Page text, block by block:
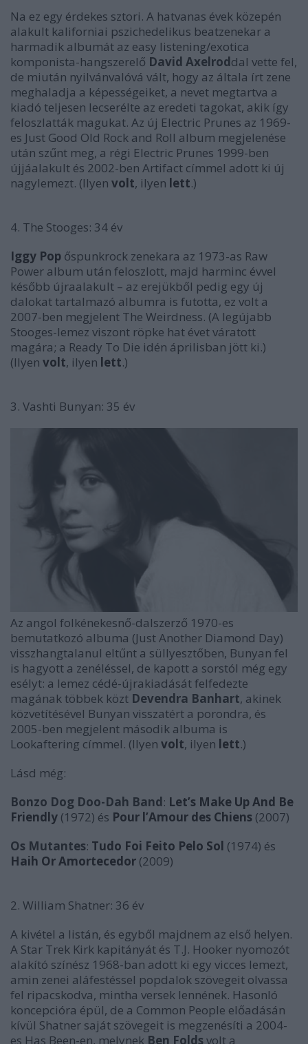
Na ez egy érdekes sztori. A hatvanas évek közepén
alakult kaliforniai pszichedelikus beatzenekar a
harmadik albumát az easy listening/exotica
komponista-hangszerelő David Axelroddal vette fel,
de miután nyilvánvalóvá vált, hogy az általa írt zene
meghaladja a képességeiket, a nevet megtartva a
kiadó teljesen lecserélte az eredeti tagokat, akik így
feloszlatták magukat. Az új Electric Prunes az 1969-
es Just Good Old Rock and Roll album megjelenése
után szűnt meg, a régi Electric Prunes 1999-ben
újjáalakult és 2002-ben Artifact címmel adott ki új
nagylemezt. (Ilyen volt, ilyen lett.)
4. The Stooges: 34 év
Iggy Pop őspunkrock zenekara az 1973-as Raw
Power album után feloszlott, majd harminc évvel
később újraalakult – az erejükből pedig egy új
dalokat tartalmazó albumra is futotta, ez volt a
2007-ben megjelent The Weirdness. (A legújabb
Stooges-lemez viszont röpke hat évet váratott
magára; a Ready To Die idén áprilisban jött ki.)
(Ilyen volt, ilyen lett.)
3. Vashti Bunyan: 35 év
Az angol folkénekesnő-dalszerző 1970-es
bemutatkozó albuma (Just Another Diamond Day)
visszhangtalanul eltűnt a süllyesztőben, Bunyan fel
is hagyott a zenéléssel, de kapott a sorstól még egy
esélyt: a lemez cédé-újrakiadását felfedezte
magának többek közt Devendra Banhart, akinek
közvetítésével Bunyan visszatért a porondra, és
2005-ben megjelent második albuma is
Lookaftering címmel. (Ilyen volt, ilyen lett.)
Lásd még:
Bonzo Dog Doo-Dah Band: Let’s Make Up And Be
Friendly (1972) és Pour l’Amour des Chiens (2007)
Os Mutantes: Tudo Foi Feito Pelo Sol (1974) és
Haih Or Amortecedor (2009)
2. William Shatner: 36 év
A kivétel a listán, és egyből majdnem az első helyen.
A Star Trek Kirk kapitányát és T.J. Hooker nyomozót
alakító színész 1968-ban adott ki egy vicces lemezt,
amin zenei aláfestéssel popdalok szövegeit olvassa
fel ripacskodva, mintha versek lennének. Hasonló
koncepcióra épül, de a Common People előadásán
kívül Shatner saját szövegeit is megzenésíti a 2004-
es Has Been-en, melynek Ben Foldsvolt a